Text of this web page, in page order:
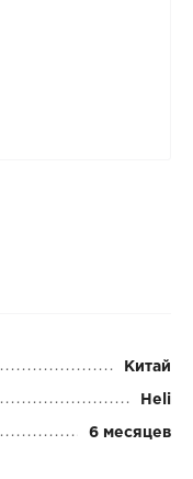
Китай
Heli
6 месяцев